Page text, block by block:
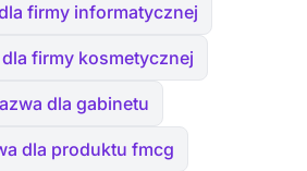
firmy informatycznej
firmy kosmetycznej
dla gabinetu
dla produktu fmcg